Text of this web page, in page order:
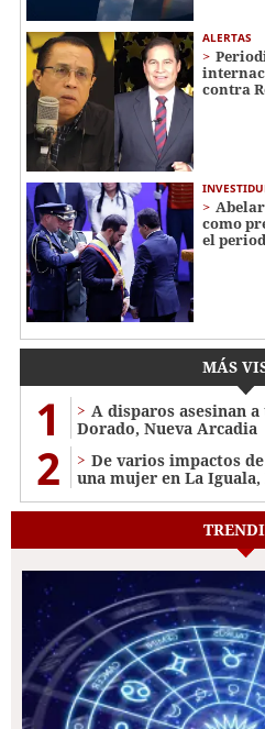
ALERTAS
contra
como
el
MÁS
1
A disparos asesinan
Dorado, Nueva Arcadia
2
De varios impactos
una mujer en La